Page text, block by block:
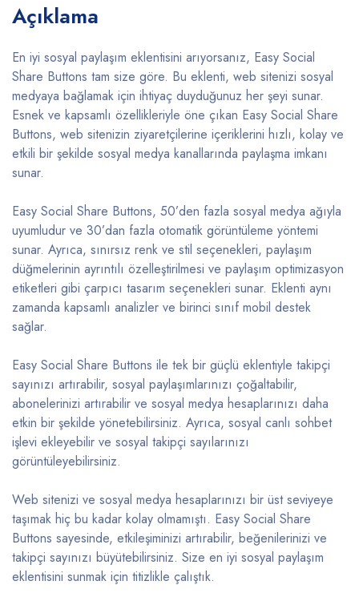
Açıklama
En iyi sosyal paylaşım eklentisini arıyorsanız, Easy Social
Share Buttons tam size göre. Bu eklenti, web sitenizi sosyal
medyaya bağlamak için ihtiyaç duyduğunuz her şeyi sunar.
Esnek ve kapsamlı özellikleriyle öne çıkan Easy Social Share
Buttons, web sitenizin ziyaretçilerine içeriklerini hızlı, kolay ve
etkili bir şekilde sosyal medya kanallarında paylaşma imkanı
sunar.
Easy Social Share Buttons, 50’den fazla sosyal medya ağıyla
uyumludur ve 30’dan fazla otomatik görüntüleme yöntemi
sunar. Ayrıca, sınırsız renk ve stil seçenekleri, paylaşım
düğmelerinin ayrıntılı özelleştirilmesi ve paylaşım optimizasyon
etiketleri gibi çarpıcı tasarım seçenekleri sunar. Eklenti aynı
zamanda kapsamlı analizler ve birinci sınıf mobil destek
sağlar.
Easy Social Share Buttons ile tek bir güçlü eklentiyle takipçi
sayınızı artırabilir, sosyal paylaşımlarınızı çoğaltabilir,
abonelerinizi artırabilir ve sosyal medya hesaplarınızı daha
etkin bir şekilde yönetebilirsiniz. Ayrıca, sosyal canlı sohbet
işlevi ekleyebilir ve sosyal takipçi sayılarınızı
görüntüleyebilirsiniz.
Web sitenizi ve sosyal medya hesaplarınızı bir üst seviyeye
taşımak hiç bu kadar kolay olmamıştı. Easy Social Share
Buttons sayesinde, etkileşiminizi artırabilir, beğenilerinizi ve
takipçi sayınızı büyütebilirsiniz. Size en iyi sosyal paylaşım
eklentisini sunmak için titizlikle çalıştık.